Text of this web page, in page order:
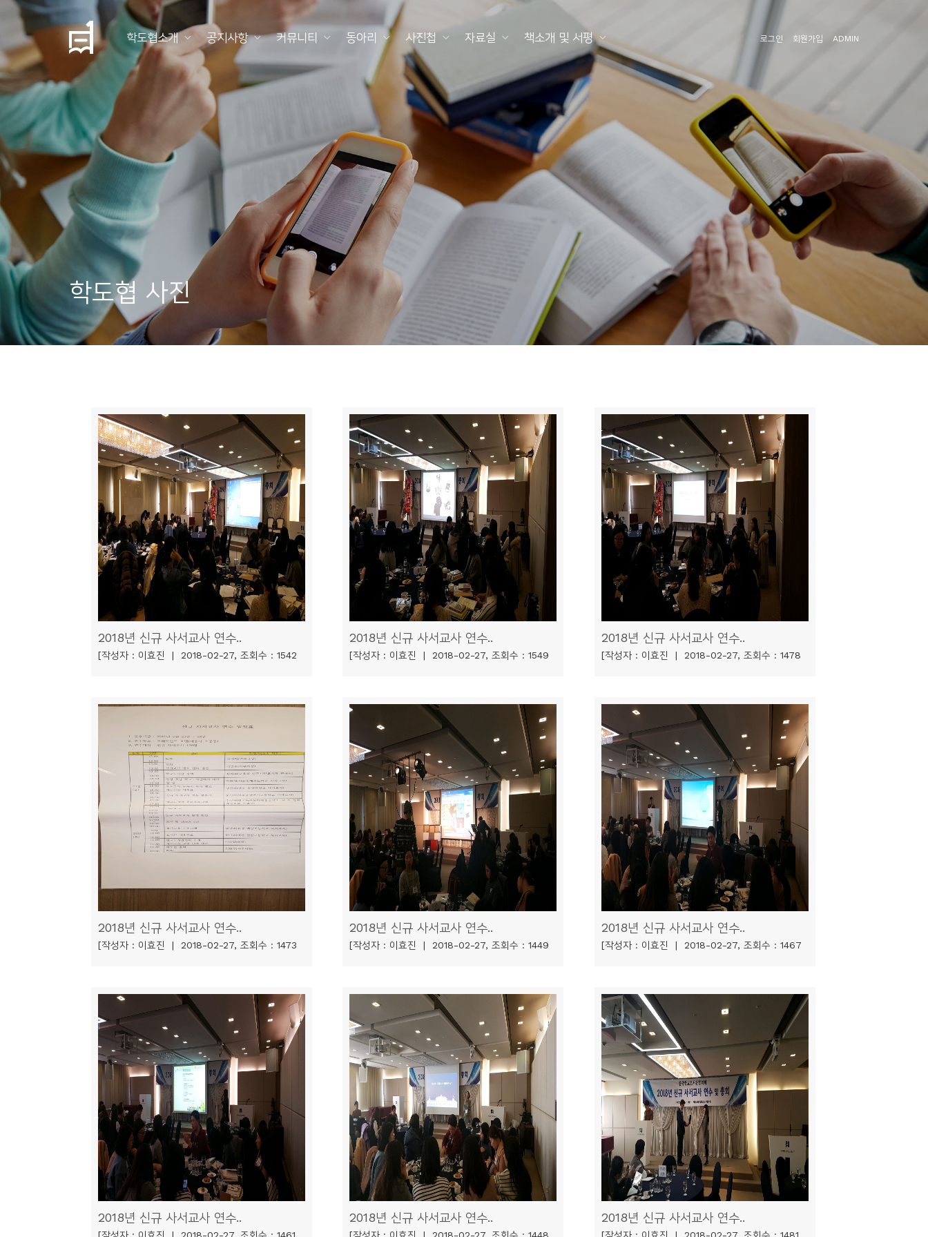
학도협소개 공지사항 커뮤니티 동아리 사진첩 자료실 책소개 및 서평 로그인 회원가입 ADMIN
학도협 사진
2018년 신규 사서교사 연수..
[작성자 : 이효진 | 2018-02-27, 조회수 : 1542
2018년 신규 사서교사 연수..
[작성자 : 이효진 | 2018-02-27, 조회수 : 1549
2018년 신규 사서교사 연수..
[작성자 : 이효진 | 2018-02-27, 조회수 : 1478
2018년 신규 사서교사 연수..
[작성자 : 이효진 | 2018-02-27, 조회수 : 1473
2018년 신규 사서교사 연수..
[작성자 : 이효진 | 2018-02-27, 조회수 : 1449
2018년 신규 사서교사 연수..
[작성자 : 이효진 | 2018-02-27, 조회수 : 1467
2018년 신규 사서교사 연수.. 2018년 신규 사서교사 연수.. 2018년 신규 사서교사 연수..
학
도
소
개
공
사
항
커
뮤
니
티